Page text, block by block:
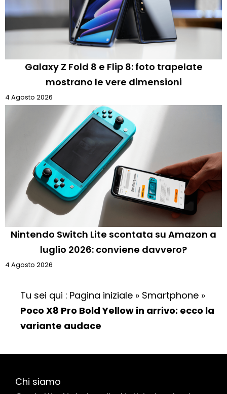
Galaxy Z Fold 8 e Flip 8: foto trapelate
mostrano le vere dimensioni
4 Agosto 2026
Nintendo Switch Lite scontata su Amazon a
luglio 2026: conviene davvero?
4 Agosto 2026
Tu sei qui : Pagina iniziale » Smartphone »
Poco X8 Pro Bold Yellow in arrivo: ecco la
variante audace
Chi siamo